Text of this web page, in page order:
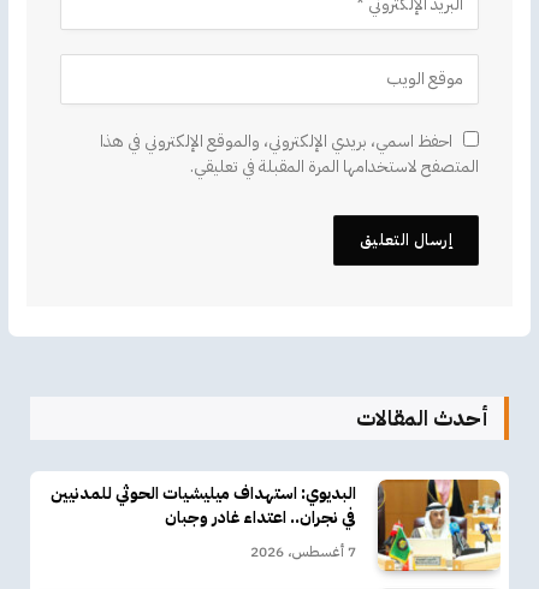
احفظ اسمي، بريدي الإلكتروني، والموقع الإلكتروني في هذا
المتصفح لاستخدامها المرة المقبلة في تعليقي.
أحدث المقالات
البديوي: استهداف ميليشيات الحوثي للمدنيين
في نجران.. اعتداء غادر وجبان
7 أغسطس، 2026